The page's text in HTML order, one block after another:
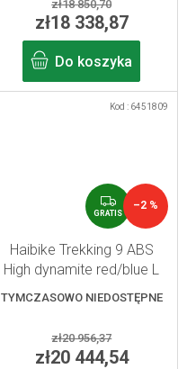
zł18 850,70
zł18 338,87
Do koszyka
G
R
A
T
I
S
GRATIS
–2 %
Haibike Trekking 9 ABS
High dynamite red/blue L
TYMCZASOWO NIEDOSTĘPNE
zł20 956,37
zł20 444,54
Kod : 6451809